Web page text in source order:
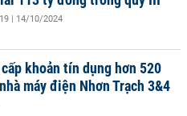
| 14/10/2024
khoản tín dụng hơn 520
máy điện Nhơn Trạch 3&4